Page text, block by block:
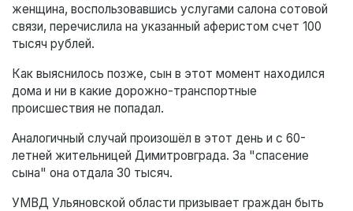
женщина, воспользовавшись услугами салона сотовой
связи, перечислила на указанный аферистом счет 100
тысяч рублей.
Как выяснилось позже, сын в этот момент находился
дома и ни в какие дорожно-транспортные
происшествия не попадал.
Аналогичный случай произошёл в этот день и с 60-
летней жительницей Димитровграда. За "спасение
сына" она отдала 30 тысяч.
УМВД Ульяновской области призывает граждан быть